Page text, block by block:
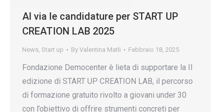
Al via le candidature per START UP
CREATION LAB 2025
News, Start up By Valentina Matli Febbraio 18, 2025
Fondazione Democenter è lieta di supportare la II
edizione di START UP CREATION LAB, il percorso
di formazione gratuito rivolto a giovani under 30
con l’obiettivo di offrire strumenti concreti per